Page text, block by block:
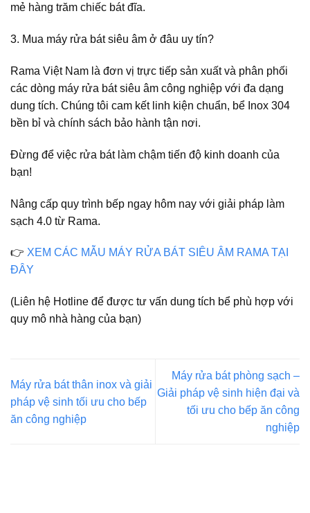
mẻ hàng trăm chiếc bát đĩa.
3. Mua máy rửa bát siêu âm ở đâu uy tín?
Rama Việt Nam là đơn vị trực tiếp sản xuất và phân phối
các dòng máy rửa bát siêu âm công nghiệp với đa dạng
dung tích. Chúng tôi cam kết linh kiện chuẩn, bể Inox 304
bền bỉ và chính sách bảo hành tận nơi.
Đừng để việc rửa bát làm chậm tiến độ kinh doanh của
bạn!
Nâng cấp quy trình bếp ngay hôm nay với giải pháp làm
sạch 4.0 từ Rama.
👉 XEM CÁC MẪU MÁY RỬA BÁT SIÊU ÂM RAMA TẠI
ĐÂY
(Liên hệ Hotline để được tư vấn dung tích bể phù hợp với
quy mô nhà hàng của bạn)
Máy rửa bát thân inox và giải
pháp vệ sinh tối ưu cho bếp
ăn công nghiệp
Máy rửa bát phòng sạch –
Giải pháp vệ sinh hiện đại và
tối ưu cho bếp ăn công
nghiệp